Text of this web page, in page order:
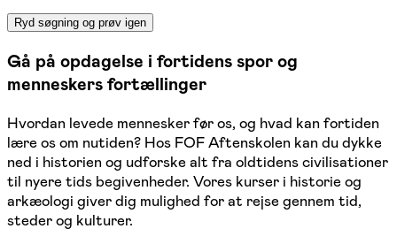
Ryd søgning og prøv igen
Gå på opdagelse i fortidens spor og
menneskers fortællinger
Hvordan levede mennesker før os, og hvad kan fortiden
lære os om nutiden? Hos FOF Aftenskolen kan du dykke
ned i historien og udforske alt fra oldtidens civilisationer
til nyere tids begivenheder. Vores kurser i historie og
arkæologi giver dig mulighed for at rejse gennem tid,
steder og kulturer.